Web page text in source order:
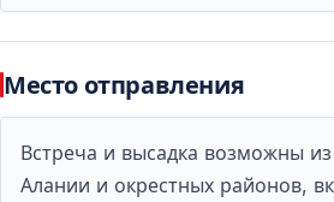
незабываемые впечатления. Это
способов провести вечер во
регионе Антальи.
Место отправления
Встреча и высадка возможны из
Алании и окрестных районов,